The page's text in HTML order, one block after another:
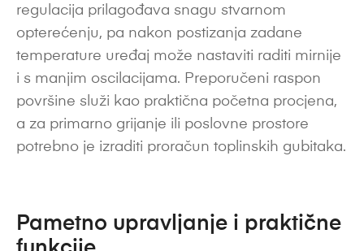
regulacija prilagođava snagu stvarnom
opterećenju, pa nakon postizanja zadane
temperature uređaj može nastaviti raditi mirnije
i s manjim oscilacijama. Preporučeni raspon
površine služi kao praktična početna procjena,
a za primarno grijanje ili poslovne prostore
potrebno je izraditi proračun toplinskih gubitaka.
Pametno upravljanje i praktične